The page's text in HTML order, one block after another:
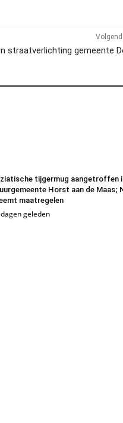
straatverlichting gemeente
tijgermug aangetroffen
Horst aan de Maas;
maatregelen
geleden